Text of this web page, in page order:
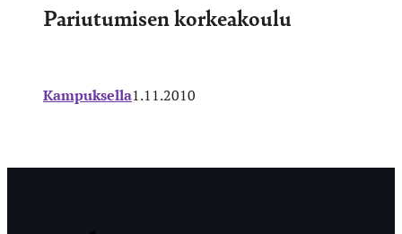
Pariutumisen korkeakoulu
Kampuksella1.11.2010